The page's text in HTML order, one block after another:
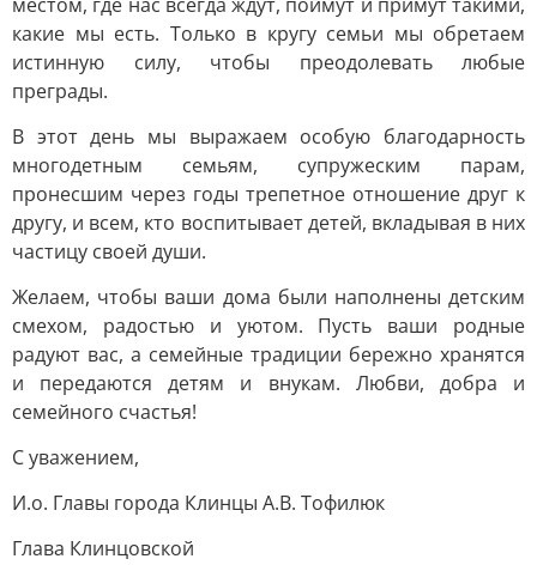
какие мы есть. Только в кругу семьи мы обретаем
истинную силу, чтобы преодолевать любые
преграды.
В этот день мы выражаем особую благодарность
многодетным семьям, супружеским парам,
пронесшим через годы трепетное отношение друг к
другу, и всем, кто воспитывает детей, вкладывая в них
частицу своей души.
Желаем, чтобы ваши дома были наполнены детским
смехом, радостью и уютом. Пусть ваши родные
радуют вас, а семейные традиции бережно хранятся
и передаются детям и внукам. Любви, добра и
семейного счастья!
С уважением,
И.о. Главы города Клинцы А.В. Тофилюк
Глава Клинцовской